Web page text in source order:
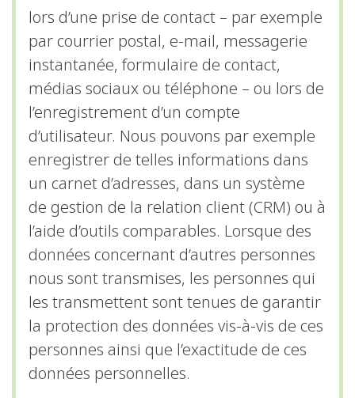
lors d’une prise de contact – par exemple
par courrier postal, e-mail, messagerie
instantanée, formulaire de contact,
médias sociaux ou téléphone – ou lors de
l’enregistrement d’un compte
d’utilisateur. Nous pouvons par exemple
enregistrer de telles informations dans
un carnet d’adresses, dans un système
de gestion de la relation client (CRM) ou à
l’aide d’outils comparables. Lorsque des
données concernant d’autres personnes
nous sont transmises, les personnes qui
les transmettent sont tenues de garantir
la protection des données vis-à-vis de ces
personnes ainsi que l’exactitude de ces
données personnelles.